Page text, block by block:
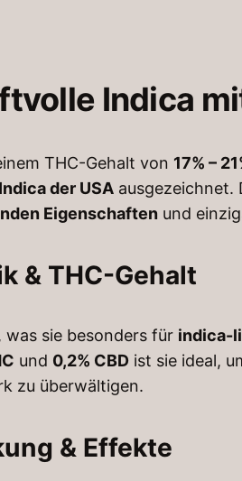
0
€
t
h
o
g
h
6
0
Indica
THC-Gehalt von 17% –
der USA ausgezeichnet.
Eigenschaften und
& THC-Gehalt
sie besonders für indica-
und 0,2% CBD ist sie ideal,
zu überwältigen.
& Effekte